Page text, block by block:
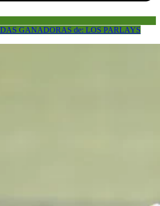
GANADORAS de: LOS PARLAYS